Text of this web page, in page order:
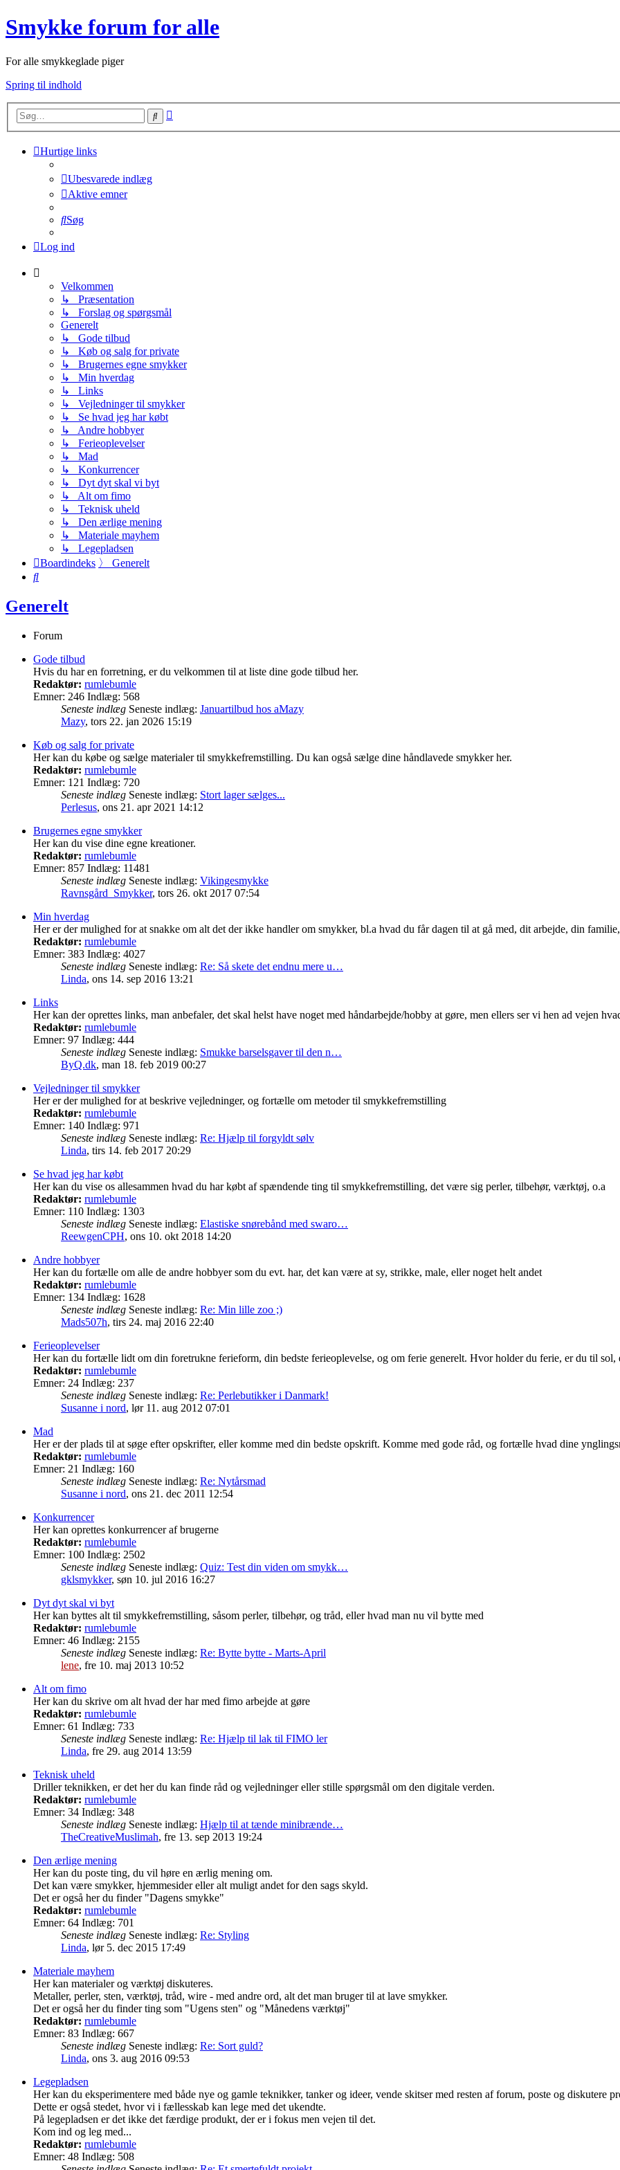
Smykke forum for alle
For alle smykkeglade piger
Spring til indhold
Søg
Hurtige links
Ubesvarede indlæg
Aktive emner
Søg
Log ind
Velkommen
↳ Præsentation
↳ Forslag og spørgsmål
Generelt
↳ Gode tilbud
↳ Køb og salg for private
↳ Brugernes egne smykker
↳ Min hverdag
↳ Links
↳ Vejledninger til smykker
↳ Se hvad jeg har købt
↳ Andre hobbyer
↳ Ferieoplevelser
↳ Mad
↳ Konkurrencer
↳ Dyt dyt skal vi byt
↳ Alt om fimo
↳ Teknisk uheld
↳ Den ærlige mening
↳ Materiale mayhem
↳ Legepladsen
Boardindeks 〉
Generelt
Søg
Generelt
Forum
Gode tilbud
Hvis du har en forretning, er du velkommen til at liste dine gode tilbud her.
Redaktør: rumlebumle
Emner: 246 Indlæg: 568
Seneste indlæg Seneste indlæg: Januartilbud hos aMazy
Mazy, tors 22. jan 2026 15:19
Køb og salg for private
Her kan du købe og sælge materialer til smykkefremstilling. Du kan også sælge dine håndlavede smykker her.
Redaktør: rumlebumle
Emner: 121 Indlæg: 720
Seneste indlæg Seneste indlæg: Stort lager sælges...
Perlesus, ons 21. apr 2021 14:12
Brugernes egne smykker
Her kan du vise dine egne kreationer.
Redaktør: rumlebumle
Emner: 857 Indlæg: 11481
Seneste indlæg Seneste indlæg: Vikingesmykke
Ravnsgård_Smykker, tors 26. okt 2017 07:54
Min hverdag
Her er der mulighed for at snakke om alt det der ikke handler om smykker, bl.a hvad du får dagen til at gå med, dit arbejde, din
Redaktør: rumlebumle
Emner: 383 Indlæg: 4027
Seneste indlæg Seneste indlæg: Re: Så skete det endnu mere u…
Linda, ons 14. sep 2016 13:21
Links
Her kan der oprettes links, man anbefaler, det skal helst have noget med håndarbejde/hobby at gøre, men ellers ser vi hen ad vejen
Redaktør: rumlebumle
Emner: 97 Indlæg: 444
Seneste indlæg Seneste indlæg: Smukke barselsgaver til den n…
ByQ.dk, man 18. feb 2019 00:27
Vejledninger til smykker
Her er der mulighed for at beskrive vejledninger, og fortælle om metoder til smykkefremstilling
Redaktør: rumlebumle
Emner: 140 Indlæg: 971
Seneste indlæg Seneste indlæg: Re: Hjælp til forgyldt sølv
Linda, tirs 14. feb 2017 20:29
Se hvad jeg har købt
Her kan du vise os allesammen hvad du har købt af spændende ting til smykkefremstilling, det være sig perler, tilbehør, værktøj, o.a
Redaktør: rumlebumle
Emner: 110 Indlæg: 1303
Seneste indlæg Seneste indlæg: Elastiske snørebånd med swaro…
ReewgenCPH, ons 10. okt 2018 14:20
Andre hobbyer
Her kan du fortælle om alle de andre hobbyer som du evt. har, det kan være at sy, strikke, male, eller noget helt andet
Redaktør: rumlebumle
Emner: 134 Indlæg: 1628
Seneste indlæg Seneste indlæg: Re: Min lille zoo ;)
Mads507h, tirs 24. maj 2016 22:40
Ferieoplevelser
Her kan du fortælle lidt om din foretrukne ferieform, din bedste ferieoplevelse, og om ferie generelt. Hvor holder du ferie, er du til sol,
Redaktør: rumlebumle
Emner: 24 Indlæg: 237
Seneste indlæg Seneste indlæg: Re: Perlebutikker i Danmark!
Susanne i nord, lør 11. aug 2012 07:01
Mad
Her er der plads til at søge efter opskrifter, eller komme med din bedste opskrift. Komme med gode råd, og fortælle hvad dine
Redaktør: rumlebumle
Emner: 21 Indlæg: 160
Seneste indlæg Seneste indlæg: Re: Nytårsmad
Susanne i nord, ons 21. dec 2011 12:54
Konkurrencer
Her kan oprettes konkurrencer af brugerne
Redaktør: rumlebumle
Emner: 100 Indlæg: 2502
Seneste indlæg Seneste indlæg: Quiz: Test din viden om smykk…
gklsmykker, søn 10. jul 2016 16:27
Dyt dyt skal vi byt
Her kan byttes alt til smykkefremstilling, såsom perler, tilbehør, og tråd, eller hvad man nu vil bytte med
Redaktør: rumlebumle
Emner: 46 Indlæg: 2155
Seneste indlæg Seneste indlæg: Re: Bytte bytte - Marts-April
lene, fre 10. maj 2013 10:52
Alt om fimo
Her kan du skrive om alt hvad der har med fimo arbejde at gøre
Redaktør: rumlebumle
Emner: 61 Indlæg: 733
Seneste indlæg Seneste indlæg: Re: Hjælp til lak til FIMO ler
Linda, fre 29. aug 2014 13:59
Teknisk uheld
Driller teknikken, er det her du kan finde råd og vejledninger eller stille spørgsmål om den digitale verden.
Redaktør: rumlebumle
Emner: 34 Indlæg: 348
Seneste indlæg Seneste indlæg: Hjælp til at tænde minibrænde…
TheCreativeMuslimah, fre 13. sep 2013 19:24
Den ærlige mening
Her kan du poste ting, du vil høre en ærlig mening om.
Det kan være smykker, hjemmesider eller alt muligt andet for den sags skyld.
Det er også her du finder "Dagens smykke"
Redaktør: rumlebumle
Emner: 64 Indlæg: 701
Seneste indlæg Seneste indlæg: Re: Styling
Linda, lør 5. dec 2015 17:49
Materiale mayhem
Her kan materialer og værktøj diskuteres.
Metaller, perler, sten, værktøj, tråd, wire - med andre ord, alt det man bruger til at lave smykker.
Det er også her du finder ting som "Ugens sten" og "Månedens værktøj"
Redaktør: rumlebumle
Emner: 83 Indlæg: 667
Seneste indlæg Seneste indlæg: Re: Sort guld?
Linda, ons 3. aug 2016 09:53
Legepladsen
Her kan du eksperimentere med både nye og gamle teknikker, tanker og ideer, vende skitser med resten af forum, poste og diskutere
Dette er også stedet, hvor vi i fællesskab kan lege med det ukendte.
På legepladsen er det ikke det færdige produkt, der er i fokus men vejen til det.
Kom ind og leg med...
Redaktør: rumlebumle
Emner: 48 Indlæg: 508